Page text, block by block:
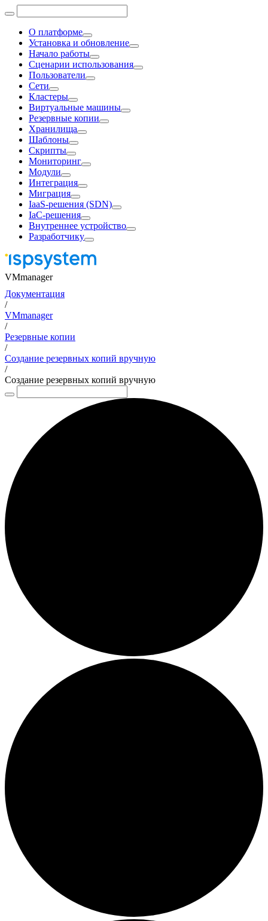
О платформе
Установка и обновление
Начало работы
Сценарии использования
Пользователи
Сети
Кластеры
Виртуальные машины
Резервные копии
Хранилища
Шаблоны
Скрипты
Мониторинг
Модули
Интеграция
Миграция
IaaS-решения (SDN)
IaC-решения
Внутреннее устройство
Разработчику
VMmanager
Документация
/
VMmanager
/
Резервные копии
/
Создание резервных копий вручную
/
Создание резервных копий вручную